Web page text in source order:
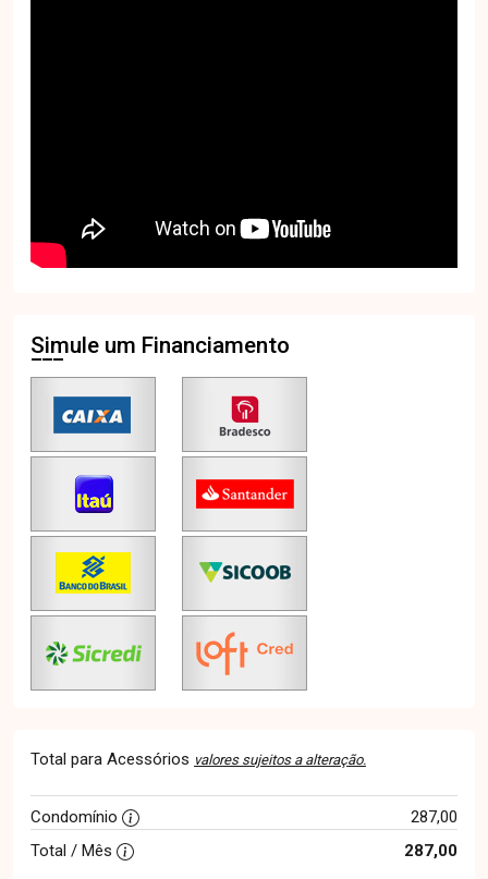
Simule um Financiamento
Total para Acessórios valores sujeitos a alteração.
Condomínio
287,00
Total / Mês
287,00